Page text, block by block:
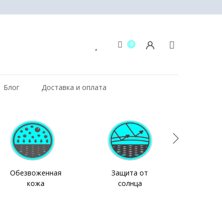
0
Блог Доставка и оплата
Обезвоженная
кожа
Защита от
солнца